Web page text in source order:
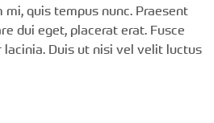
quis tempus nunc. Praesent
dui eget, placerat erat. Fusce
Duis ut nisi vel velit luctus